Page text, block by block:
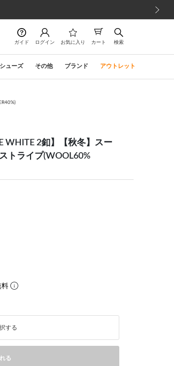
ガイド ログイン お気に入り カート 検索
シューズ その他 ブランド アウトレット
WHITE 2釦】【秋冬】スー
トライプ(WOOL60%
料
する
る